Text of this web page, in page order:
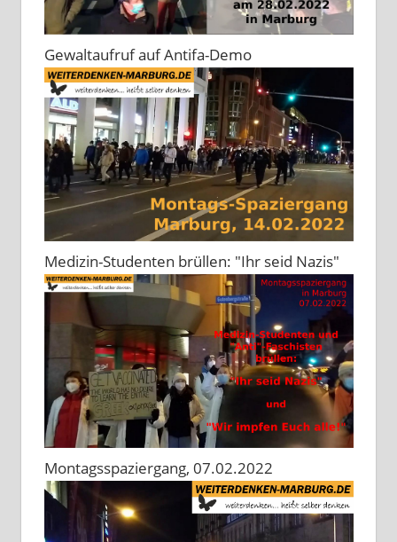
Gewaltaufruf auf Antifa-Demo
Medizin-Studenten brüllen: "Ihr seid Nazis"
Montagsspaziergang, 07.02.2022